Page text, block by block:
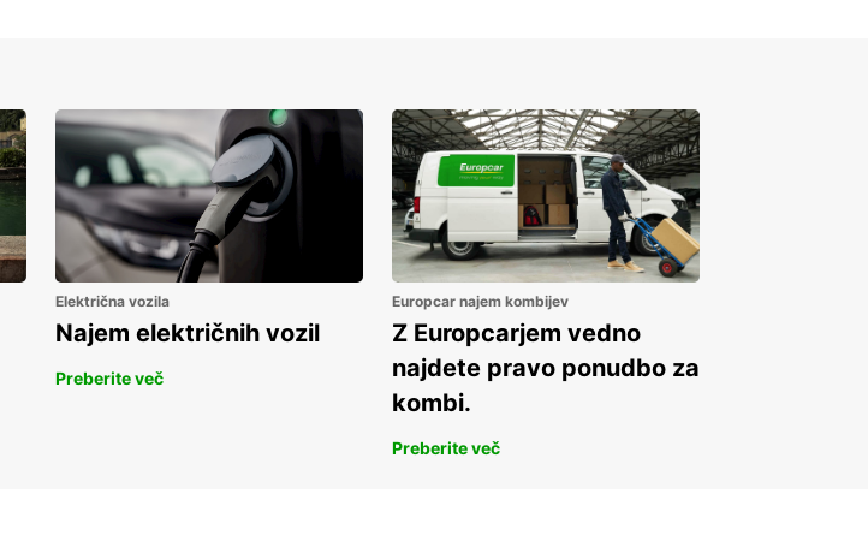
Električna vozila
Najem električnih vozil
Preberite več
Europcar najem kombijev
Z Europcarjem vedno
najdete pravo ponudbo za
kombi.
Preberite več